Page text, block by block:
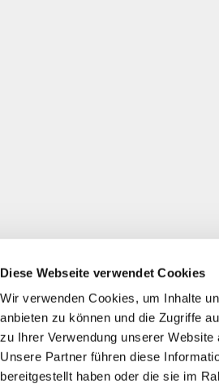
Diese Webseite verwendet Cookies
Wir verwenden Cookies, um Inhalte
anbieten zu können und die Zugriffe
zu Ihrer Verwendung unserer
Unsere Partner führen diese
bereitgestellt haben oder die sie im